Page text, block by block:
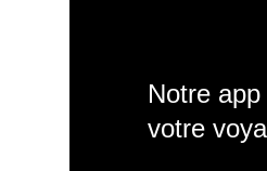
Notre
votre